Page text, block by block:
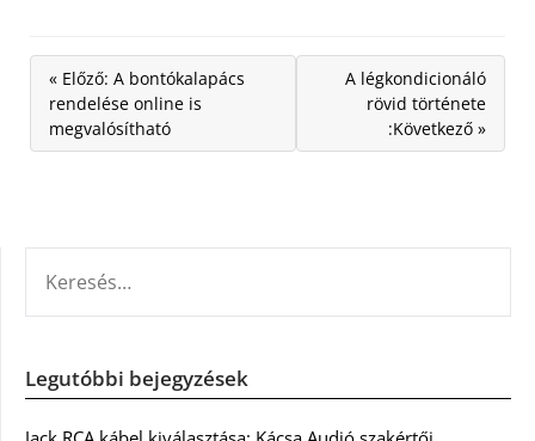
« Előző: A bontókalapács
rendelése online is
megvalósítható
A légkondicionáló
rövid története
:Következő »
Legutóbbi bejegyzések